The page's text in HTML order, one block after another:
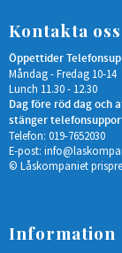
Kontakta oss
Öppettider
Måndag - Fredag 10-14
Lunch 11.30 - 12.30
Dag före röd dag och
stänger
Telefon: 019-7652030
E-post:
© Låskompaniet
Information